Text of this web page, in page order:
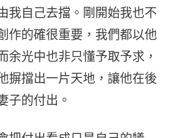
我自己去擋。剛開始我也不
作的確很重要，我們都以他
余光中也非只懂予取予求，
摒擋出一片天地，讓他在後
子的付出。